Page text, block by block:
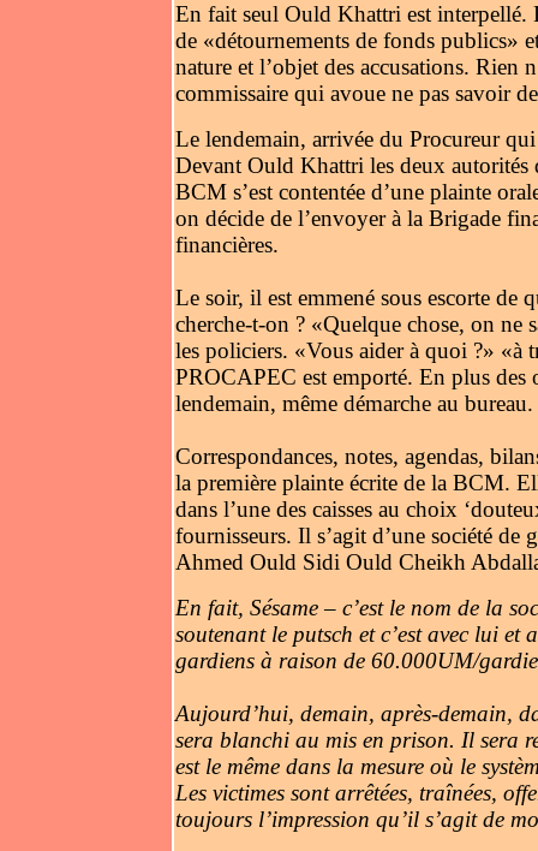
En fait seul Ould Khattri est interpellé.
de «détournements de fonds publics»
nature et l’objet des accusations.
commissaire qui avoue ne pas savoir
Le lendemain, arrivée du Procureur
Devant Ould Khattri les deux autorités
BCM s’est contentée d’une plainte
on décide de l’envoyer à la Brigade
financières.
Le soir, il est emmené sous escorte
cherche-t-on ? «Quelque chose, on ne
les policiers. «Vous aider à quoi ?»
PROCAPEC est emporté. En plus des
lendemain, même démarche au bureau.
Correspondances, notes, agendas,
la première plainte écrite de la BCM.
dans l’une des caisses au choix
fournisseurs. Il s’agit d’une société de
Ahmed Ould Sidi Ould Cheikh
En fait, Sésame – c’est le nom de la
soutenant le putsch et c’est avec lui
gardiens à raison de 60.000UM/
Aujourd’hui, demain, après-demain,
sera blanchi au mis en prison. Il sera
est le même dans la mesure où le
Les victimes sont arrêtées, traînées,
toujours l’impression qu’il s’agit de